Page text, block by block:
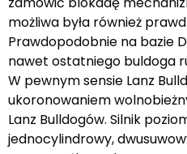
możliwa była również
Prawdopodobnie na bazie
nawet ostatniego buldoga
W pewnym sensie Lanz
ukoronowaniem
Lanz Bulldogów. Silnik
jednocylindrowy,